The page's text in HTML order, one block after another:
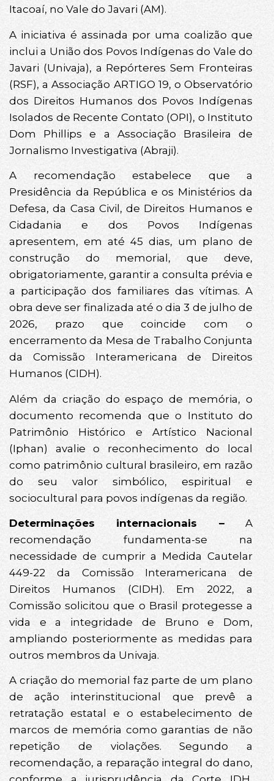
Itacoaí, no Vale do Javari (AM).
A iniciativa é assinada por uma coalizão que
inclui a União dos Povos Indígenas do Vale do
Javari (Univaja), a Repórteres Sem Fronteiras
(RSF), a Associação ARTIGO 19, o Observatório
dos Direitos Humanos dos Povos Indígenas
Isolados de Recente Contato (OPI), o Instituto
Dom Phillips e a Associação Brasileira de
Jornalismo Investigativa (Abraji).
A recomendação estabelece que a
Presidência da República e os Ministérios da
Defesa, da Casa Civil, de Direitos Humanos e
Cidadania e dos Povos Indígenas
apresentem, em até 45 dias, um plano de
construção do memorial, que deve,
obrigatoriamente, garantir a consulta prévia e
a participação dos familiares das vítimas. A
obra deve ser finalizada até o dia 3 de julho de
2026, prazo que coincide com o
encerramento da Mesa de Trabalho Conjunta
da Comissão Interamericana de Direitos
Humanos (CIDH).
Além da criação do espaço de memória, o
documento recomenda que o Instituto do
Patrimônio Histórico e Artístico Nacional
(Iphan) avalie o reconhecimento do local
como patrimônio cultural brasileiro, em razão
do seu valor simbólico, espiritual e
sociocultural para povos indígenas da região.
Determinações internacionais –A
recomendação fundamenta-se na
necessidade de cumprir a Medida Cautelar
449-22 da Comissão Interamericana de
Direitos Humanos (CIDH). Em 2022, a
Comissão solicitou que o Brasil protegesse a
vida e a integridade de Bruno e Dom,
ampliando posteriormente as medidas para
outros membros da Univaja.
A criação do memorial faz parte de um plano
de ação interinstitucional que prevê a
retratação estatal e o estabelecimento de
marcos de memória como garantias de não
repetição de violações. Segundo a
recomendação, a reparação integral do dano,